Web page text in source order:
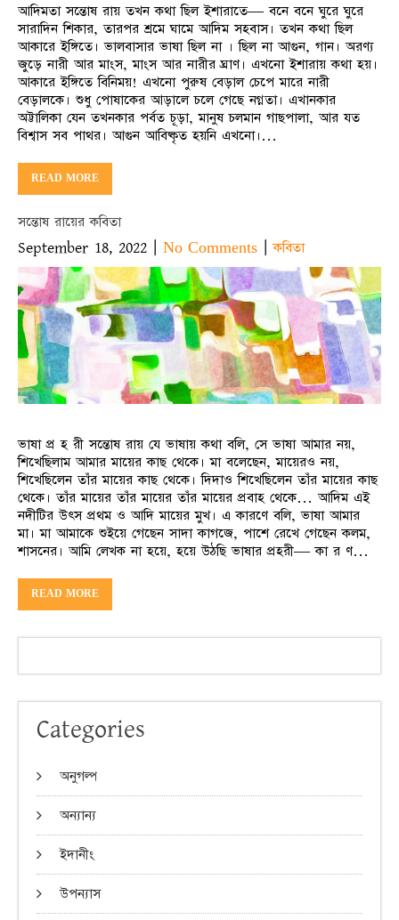
আদিমতা সন্তোষ রায় তখন কথা ছিল ইশারাতে— বনে বনে ঘুরে ঘুরে
সারাদিন শিকার, তারপর শ্রমে ঘামে আদিম সহবাস। তখন কথা ছিল
আকারে ইঙ্গিতে। ভালবাসার ভাষা ছিল না । ছিল না আগুন, গান। অরণ্য
জুড়ে নারী আর মাংস, মাংস আর নারীর ঘ্রাণ। এখনো ইশারায় কথা হয়।
আকারে ইঙ্গিতে বিনিময়! এখনো পুরুষ বেড়াল চেপে মারে নারী
বেড়ালকে। শুধু পোষাকের আড়া‌লে চলে গেছে নগ্নতা। এখানকার
অট্টালিকা যেন তখনকার পর্বত চূড়া, মানুষ চলমান গাছপালা, আর যত
বিশ্বাস সব পাথর। আগুন আবিষ্কৃত হয়নি এখনো।…
READ MORE
সন্তোষ রায়ের কবিতা
September 18, 2022 | No Comments |কবিতা
ভাষা প্র হ রী সন্তোষ রায় যে ভাষায় কথা বলি, সে ভাষা আমার নয়,
শিখেছিলাম আমার মায়ের কাছ থেকে। মা বলেছেন, মায়েরও নয়,
শিখেছিলেন তাঁর মায়ের কাছ থেকে। দিদাও শিখেছিলেন তাঁর মায়ের কাছ
থেকে। তাঁর মায়ের তাঁর মায়ের তাঁর মায়ের প্রবাহ থেকে… আদিম এই
নদীটির উৎস প্রথম ও আদি মায়ের মুখ। এ কারণে বলি, ভাষা আমার
মা। মা আমাকে শুইয়ে গেছেন সাদা কাগজে, পাশে রেখে গেছেন কলম,
শাসনের। আমি লেখক না হয়ে, হয়ে উঠছি ভাষার প্রহরী— কা র ণ…
READ MORE
Categories
অনুগল্প
অন্যান্য
ইদানীং
উপন্যাস